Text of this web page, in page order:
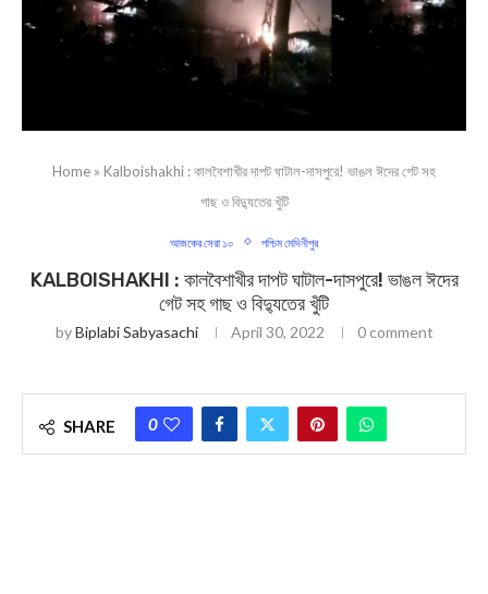
Home » Kalboishakhi : কালবৈশাখীর দাপট ঘাটাল-দাসপুরে! ভাঙল ঈদের গেট সহ
গাছ ও বিদ্যুতের খুঁটি
আজকের সেরা ১০ পশ্চিম মেদিনীপুর
KALBOISHAKHI : কালবৈশাখীর দাপট ঘাটাল-দাসপুরে! ভাঙল ঈদের
গেট সহ গাছ ও বিদ্যুতের খুঁটি
byBiplabi Sabyasachi April 30, 2022 0 comment
SHARE 0